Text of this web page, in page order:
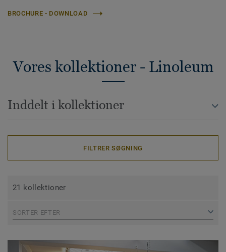
BROCHURE - DOWNLOAD
Vores kollektioner - Linoleum
Inddelt i kollektioner
FILTRER SØGNING
21 kollektioner
SORTER EFTER